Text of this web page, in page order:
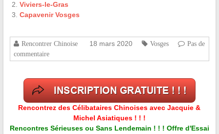
Viviers-le-Gras
Capavenir Vosges
Rencontrer Chinoise 18 mars 2020 Vosges
Pas de
commentaire
Rencontrez des Célibataires Chinoises avec Jacquie &
Michel Asiatiques ! ! !
Rencontres Sérieuses ou Sans Lendemain ! ! ! Offre d'Essai